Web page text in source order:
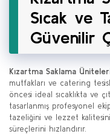
Sıcak ve
Güvenilir
Kızartma Saklama
mutfakları ve catering
öncesi ideal sıcaklıkta ve
tasarlanmış profesyonel
tazeliğini ve lezzet
süreçlerini hızlandırır.